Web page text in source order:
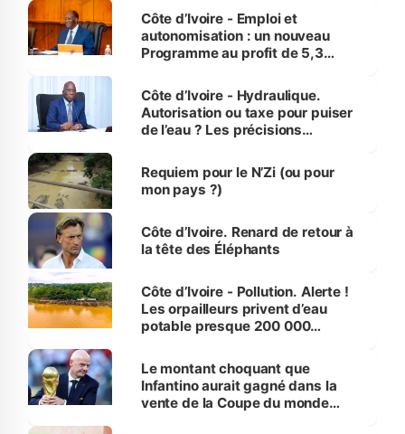
et Yamoussoukro
Côte d’Ivoire - Emploi et
autonomisation : un nouveau
Programme au profit de 5,3
Côte d’Ivoire - Hydraulique.
Autorisation ou taxe pour puiser
de l’eau ? Les précisions
Requiem pour le N’Zi (ou pour
mon pays ?)
Côte d’Ivoire. Renard de retour à
la tête des Éléphants
Côte d’Ivoire - Pollution. Alerte !
Les orpailleurs privent d’eau
potable presque 200 000
Le montant choquant que
Infantino aurait gagné dans la
vente de la Coupe du monde